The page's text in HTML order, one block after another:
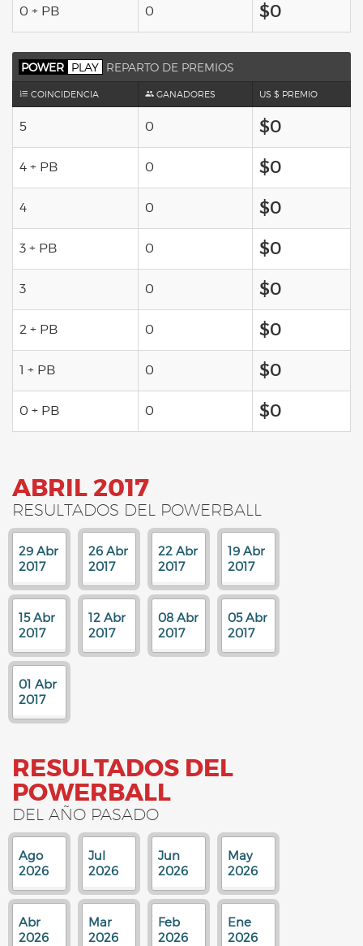
0 + PB 0 $0
POWER PLAY REPARTO DE PREMIOS
COINCIDENCIA GANADORES US $ PREMIO
5 0 $0
4 + PB 0 $0
4 0 $0
3 + PB 0 $0
3 0 $0
2 + PB 0 $0
1 + PB 0 $0
0 + PB 0 $0
ABRIL 2017
RESULTADOS DEL POWERBALL
29 Abr
2017
26 Abr
2017
22 Abr
2017
19 Abr
2017
15 Abr
2017
12 Abr
2017
08 Abr
2017
05 Abr
2017
01 Abr
2017
RESULTADOS DEL
POWERBALL
DEL AÑO PASADO
Ago
2026
Jul
2026
Jun
2026
May
2026
Abr
2026
Mar
2026
Feb
2026
Ene
2026